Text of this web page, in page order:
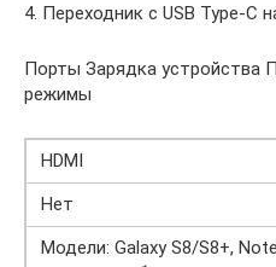
4. Переходник с USB Type-C
Порты Зарядка устройства
режимы
HDMI
Нет
Модели: Galaxy S8/S8+,